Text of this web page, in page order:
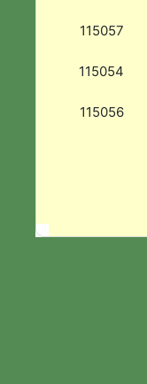
115057
115054
115056